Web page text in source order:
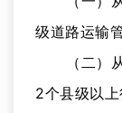
级道路运输
（二
2个县级以